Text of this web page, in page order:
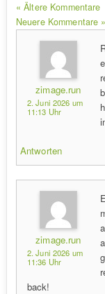
« Ältere Kommentare
Neuere Kommentare »
zimage.run
2. Juni 2026 um
11:13 Uhr
Antworten
zimage.run
2. Juni 2026 um
11:36 Uhr
back!